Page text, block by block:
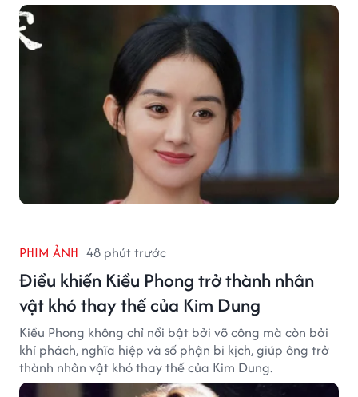
PHIM ẢNH 48 phút trước
Điều khiến Kiều Phong trở thành nhân
vật khó thay thế của Kim Dung
Kiều Phong không chỉ nổi bật bởi võ công mà còn bởi
khí phách, nghĩa hiệp và số phận bi kịch, giúp ông trở
thành nhân vật khó thay thế của Kim Dung.